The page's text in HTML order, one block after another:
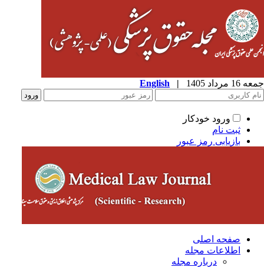
مرداد 1405 |
English
ورود خودکار
ثبت نام
بازیابی رمز عبور
صفحه اصلی
اطلاعات مجله
درباره مجله